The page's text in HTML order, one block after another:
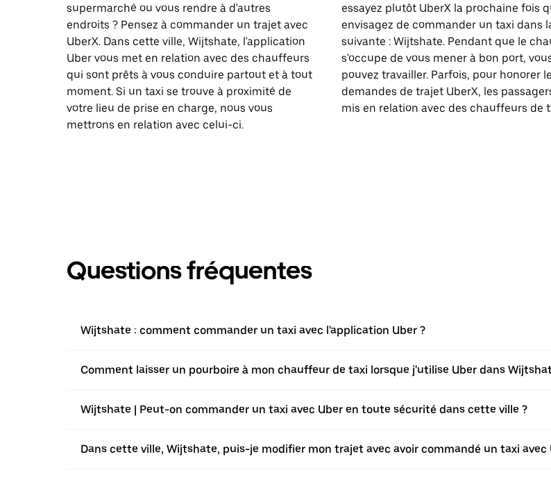
supermarché ou vous rendre à d'autres
endroits ? Pensez à commander un trajet avec
UberX. Dans cette ville, Wijtshate, l'application
Uber vous met en relation avec des chauffeurs
qui sont prêts à vous conduire partout et à tout
moment. Si un taxi se trouve à proximité de
votre lieu de prise en charge, nous vous
mettrons en relation avec celui-ci.
essayez plutôt UberX la prochaine fois
envisagez de commander un taxi dans
suivante : Wijtshate. Pendant que le
s'occupe de vous mener à bon port,
pouvez travailler. Parfois, pour honorer
demandes de trajet UberX, les
mis en relation avec des chauffeurs de
Questions fréquentes
Wijtshate : comment commander un taxi avec l'application Uber ?
Comment laisser un pourboire à mon chauffeur de taxi lorsque j'utilise Uber dans
Wijtshate | Peut-on commander un taxi avec Uber en toute sécurité dans cette ville ?
Dans cette ville, Wijtshate, puis-je modifier mon trajet avec avoir commandé un taxi avec